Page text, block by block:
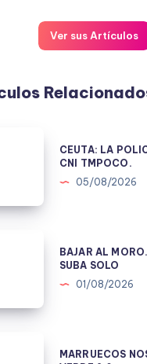
Ver sus Artículos
CEUTA: LA
CNI TMPOCO.
05/08/2026
BAJAR AL
SUBA SOLO
01/08/2026
MARRUECOS